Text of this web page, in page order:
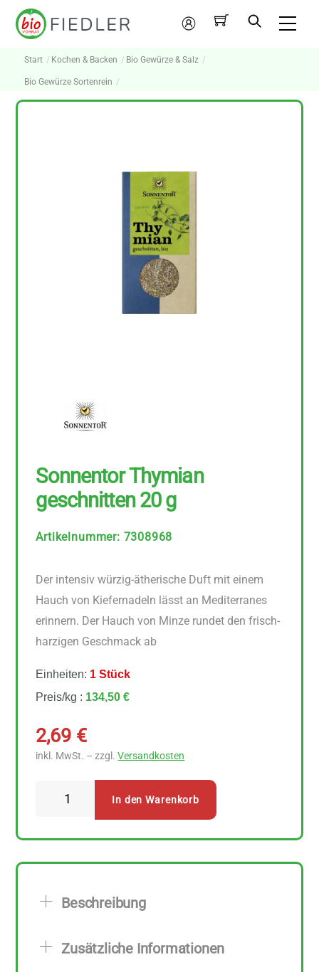
Skip
Mein
Konto
Start Kochen & Backen Bio Gewürze & Salz
Bio Gewürze Sortenrein
Sonnentor Thymian
geschnitten 20 g
Artikelnummer: 7308968
Der intensiv würzig-ätherische Duft mit einem
Hauch von Kiefernadeln lässt an Mediterranes
erinnern. Der Hauch von Minze rundet den frisch-
harzigen Geschmack ab
Einheiten: 1 Stück
Preis/kg : 134,50 €
2,69 €
inkl. MwSt. – zzgl.Versandkosten
Menge
In den Warenkorb
Beschreibung
Zusätzliche Informationen